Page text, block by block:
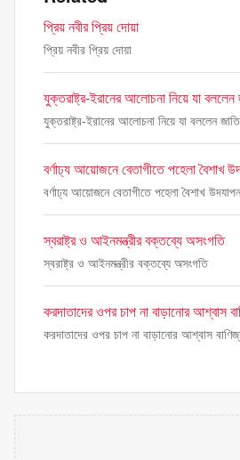
প্রিয় নবীর প্রিয় দোয়া
প্রিয় নবীর প্রিয় দোয়া
যুক্তরাষ্ট্র-ইরানের আলোচনা নিয়ে যা বললেন
যুক্তরাষ্ট্র-ইরানের আলোচনা নিয়ে যা বললেন
বর্ণাঢ্য আয়োজনে বেতাগীতে পহেলা বৈশাখ
বর্ণাঢ্য আয়োজনে বেতাগীতে পহেলা বৈশাখ উদযাপন
স্বরাষ্ট্র ও আইনমন্ত্রীর বক্তব্যে অসংগতি
স্বরাষ্ট্র ও আইনমন্ত্রীর বক্তব্যে অসংগতি
করদাতাদের ওপর চাপ না বাড়ানোর আশ্বাস
করদাতাদের ওপর চাপ না বাড়ানোর আশ্বাস